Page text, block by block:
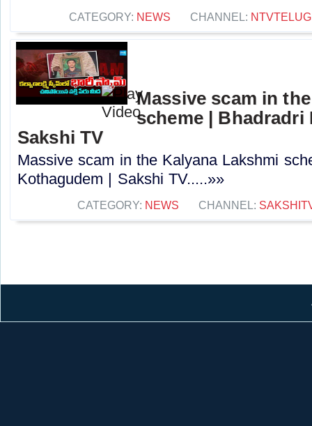
CATEGORY: NEWS CHANNEL:
Massive scam in
scheme | Bhadradri
Sakshi TV
Massive scam in the Kalyana Lakshmi
Kothagudem | Sakshi TV.....»»
CATEGORY: NEWS CHANNEL: